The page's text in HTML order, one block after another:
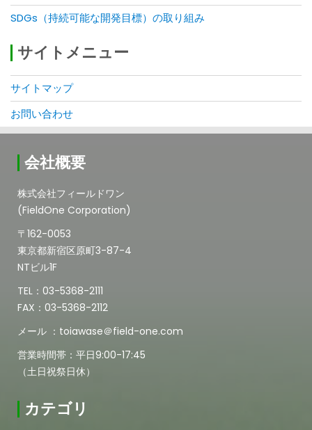
SDGs（持続可能な開発目標）の取り組み
サイトメニュー
サイトマップ
お問い合わせ
会社概要
株式会社フィールドワン
(FieldOne Corporation)
〒162-0053
東京都新宿区原町3-87-4
NTビル1F
TEL：03-5368-2111
FAX：03-5368-2112
メール ：toiawase＠field-one.com
営業時間帯：平日9:00-17:45
（土日祝祭日休）
カテゴリ